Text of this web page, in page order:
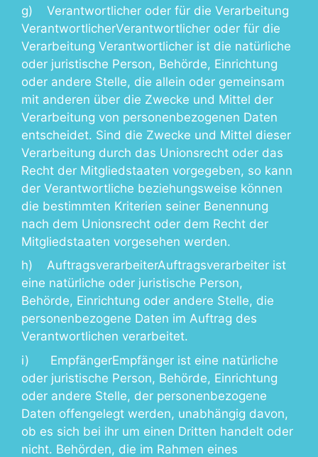
g) Verantwortlicher oder für die Verarbeitung
VerantwortlicherVerantwortlicher oder für die
Verarbeitung Verantwortlicher ist die natürliche
oder juristische Person, Behörde, Einrichtung
oder andere Stelle, die allein oder gemeinsam
mit anderen über die Zwecke und Mittel der
Verarbeitung von personenbezogenen Daten
entscheidet. Sind die Zwecke und Mittel dieser
Verarbeitung durch das Unionsrecht oder das
Recht der Mitgliedstaaten vorgegeben, so kann
der Verantwortliche beziehungsweise können
die bestimmten Kriterien seiner Benennung
nach dem Unionsrecht oder dem Recht der
Mitgliedstaaten vorgesehen werden.
h) AuftragsverarbeiterAuftragsverarbeiter ist
eine natürliche oder juristische Person,
Behörde, Einrichtung oder andere Stelle, die
personenbezogene Daten im Auftrag des
Verantwortlichen verarbeitet.
i) EmpfängerEmpfänger ist eine natürliche
oder juristische Person, Behörde, Einrichtung
oder andere Stelle, der personenbezogene
Daten offengelegt werden, unabhängig davon,
ob es sich bei ihr um einen Dritten handelt oder
nicht. Behörden, die im Rahmen eines